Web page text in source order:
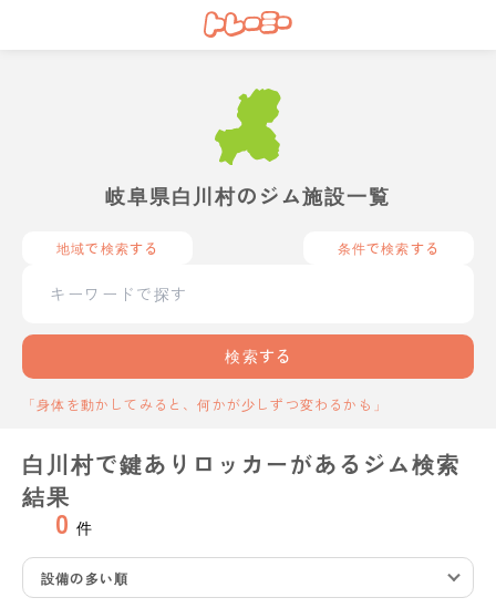
岐阜県白川村のジム施設一覧
地域で検索する 条件で検索する
検索する
「身体を動かしてみると、何かが少しずつ変わるかも」
白川村で鍵ありロッカーがあるジム検索
結果
0 件
設備の多い順